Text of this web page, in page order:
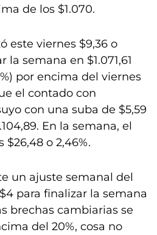
de los $1.070.
este viernes $9,36 o
la semana en $1.071,61
por encima del viernes
el contado con
con una suba de $5,59
En la semana, el
$26,48 o 2,46%.
un ajuste semanal del
para finalizar la semana
brechas cambiarias se
del 20%, cosa no